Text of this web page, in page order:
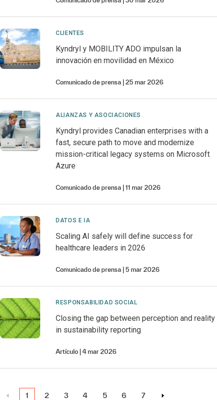
CLIENTES
Kyndryl y MOBILITY ADO impulsan la
innovación en movilidad en México
Comunicado de prensa 25 mar 2026
ALIANZAS Y ASOCIACIONES
Kyndryl provides Canadian enterprises with a
fast, secure path to move and modernize
mission-critical legacy systems on Microsoft
Azure
Comunicado de prensa 11 mar 2026
DATOS E IA
Scaling AI safely will define success for
healthcare leaders in 2026
Comunicado de prensa 5 mar 2026
RESPONSABILIDAD SOCIAL
Closing the gap between perception and reality
in sustainability reporting
Artículo 4 mar 2026
1 2 3 4 5 6 7